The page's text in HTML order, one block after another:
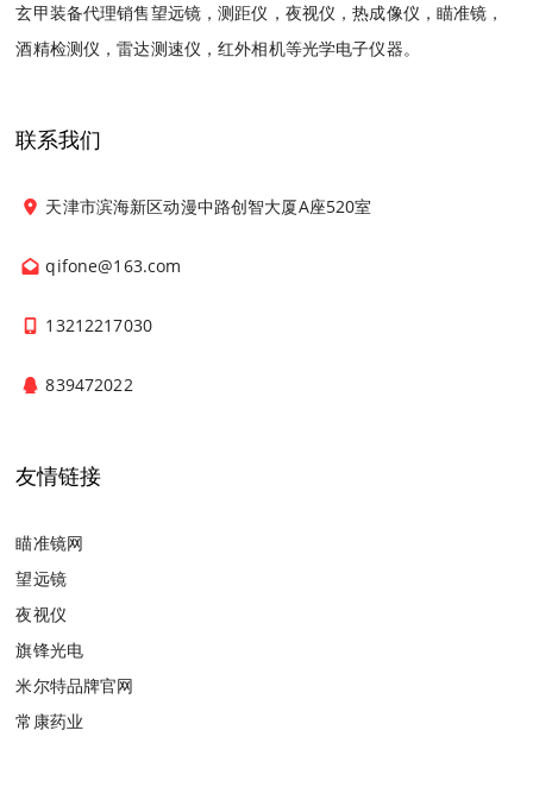
玄甲装备代理销售望远镜，测距仪，夜视仪，热成像仪，瞄准镜，
酒精检测仪，雷达测速仪，红外相机等光学电子仪器。
联系我们
天津市滨海新区动漫中路创智大厦A座520室
qifone@163.com
13212217030
839472022
友情链接
瞄准镜网
望远镜
夜视仪
旗锋光电
米尔特品牌官网
常康药业